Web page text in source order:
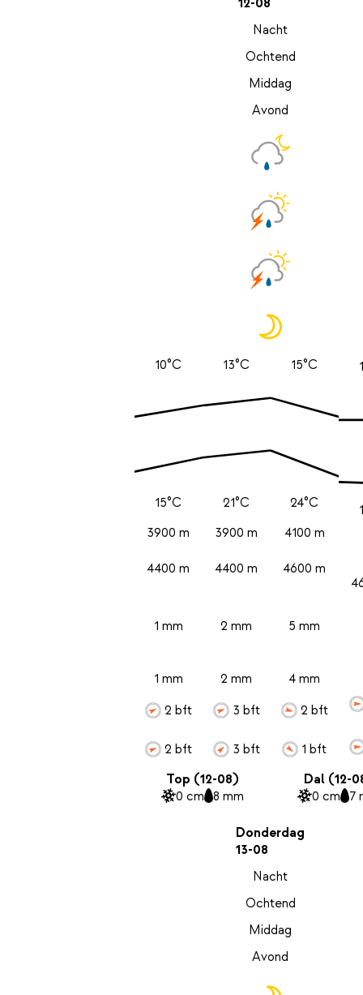
12-08
Nacht
Ochtend
Middag
Avond
10°C
15°C
3900 m
4400 m
1 mm
1 mm
2 bft
2 bft
13°C
21°C
3900 m
4400 m
2 mm
2 mm
3 bft
3 bft
15°C
24°C
4100 m
4600 m
5 mm
4 mm
2 bft
1 bft
Top (12-08)
0 cm 8 mm
Dal (12-
0 cm 7
Donderdag
13-08
Nacht
Ochtend
Middag
Avond